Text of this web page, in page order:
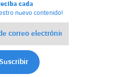
cada
nuevo contenido!